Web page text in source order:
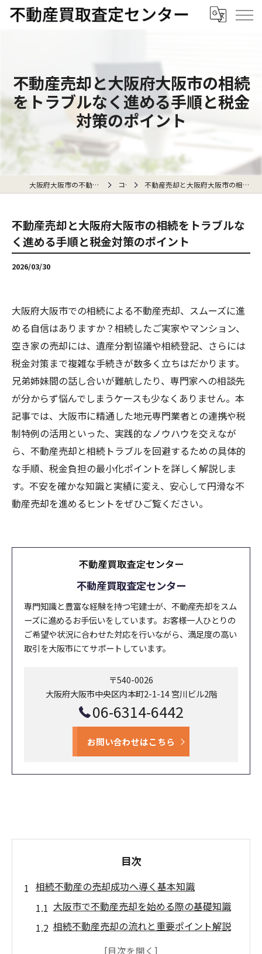
不動産売却と大阪府大阪市の相続
をトラブルなく進める手順と税金
対策のポイント
大阪府大阪市の不動産売却なら不動産買取査定センター コラム 不動産売却と大阪府大阪市の相続をトラブルなく進める手順と税金対策のポイント
不動産売却と大阪府大阪市の相続をトラブルな
く進める手順と税金対策のポイント
2026/03/30
大阪府大阪市での相続による不動産売却、スムーズに進
める自信はありますか？相続したご実家やマンション、
空き家の売却には、遺産分割協議や相続登記、さらには
税金対策まで複雑な手続きが数多く立ちはだかります。
兄弟姉妹間の話し合いが難航したり、専門家への相談先
が分からず悩んでしまうケースも少なくありません。本
記事では、大阪市に精通した地元専門業者との連携や税
制特例の活用といった、実践的なノウハウを交えなが
ら、不動産売却と相続トラブルを回避するための具体的
な手順、税金負担の最小化ポイントを詳しく解説しま
す。不安を確かな知識と実績に変え、安心して円滑な不
動産売却を進めるヒントをぜひご覧ください。
不動産買取査定センター
専門知識と豊富な経験を持つ宅建士が、不動産売却をスム
ーズに進めるお手伝いをしています。お客様一人ひとりの
ご希望や状況に合わせた対応を行いながら、満足度の高い
取引を大阪市にてサポートしています。
〒540-0026
大阪府大阪市中央区内本町2-1-14 宮川ビル2階
06-6314-6442
お問い合わせはこちら
目次
相続不動産の売却成功へ導く基本知識
大阪市で不動産売却を始める際の基礎知識
相続不動産売却の流れと重要ポイント解説
関西エリアで不動産売却を成功させるコツ